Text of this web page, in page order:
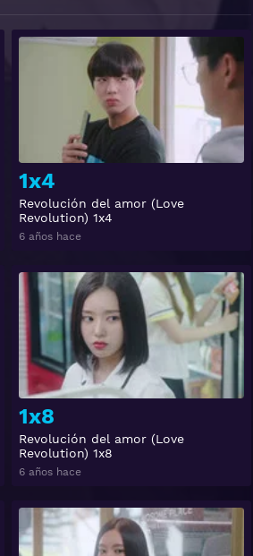
1x4
Revolución del amor (Love
Revolution) 1x4
6 años hace
1x8
Revolución del amor (Love
Revolution) 1x8
6 años hace
Ver